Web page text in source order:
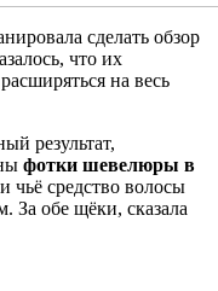
сделать обзор
что их
на весь
результат,
фотки шевелюры в
чьё средство волосы
За обе щёки, сказала